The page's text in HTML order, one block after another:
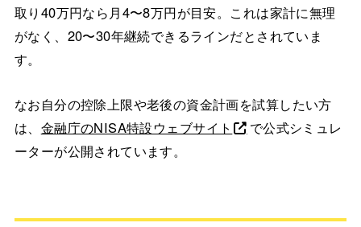
取り40万円なら月4〜8万円が目安。これは家計に無理
がなく、20〜30年継続できるラインだとされていま
す。
なお自分の控除上限や老後の資金計画を試算したい方
は、 金融庁のNISA特設ウェブサイト
で公式シミュレ
ーターが公開されています。